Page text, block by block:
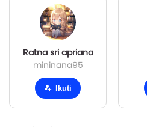
Ratna sri apriana
mininana95
Ikuti